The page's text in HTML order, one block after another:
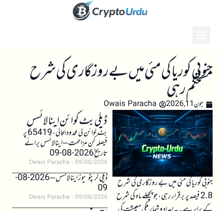
جنوبی کوریا کی مئی میں بے روزگاری کی شرح
مستحکم رہی
جون 11, 2026 Owais Paracha
جنوبی کوریا کی مئی میں بے روزگاری کی شرح
2.8 فیصد پر برقرار رہی، جو پچھلے ماہ کی شرح
ڈیلی بٹ کوائن اینالائسس
بٹ کوائن کی محدود بحالی، 65419 پر
فیصلہ کن مزاحمت – اینالائسس برائے
تاریخ 2026-08-09
Owais Paracha 09/08/2026
ڈیلی کرپٹو نیوز اینالائسس – 2026-08-
09
Owais Paracha 09/08/2026